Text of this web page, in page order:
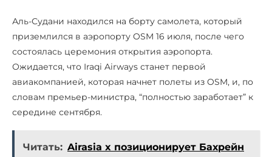
Аль-Судани находился на борту самолета, который
приземлился в аэропорту OSM 16 июля, после чего
состоялась церемония открытия аэропорта.
Ожидается, что Iraqi Airways станет первой
авиакомпанией, которая начнет полеты из OSM, и, по
словам премьер-министра, “полностью заработает” к
середине сентября.
Читать: Airasia x позиционирует Бахрейн